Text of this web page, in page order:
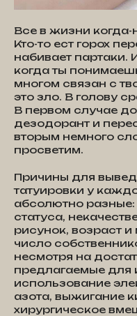
Все в жизни
Кто-то ест горох
набивает партаки.
когда ты
многом связан с
это зло. В голову
В первом случае
дезодорант и
вторым немного
просветим.
Причины для
татуировки у
абсолютно
статуса,
рисунок, возраст
число
несмотря на
предлагаемые для
использование
азота, выжигание
хирургическое